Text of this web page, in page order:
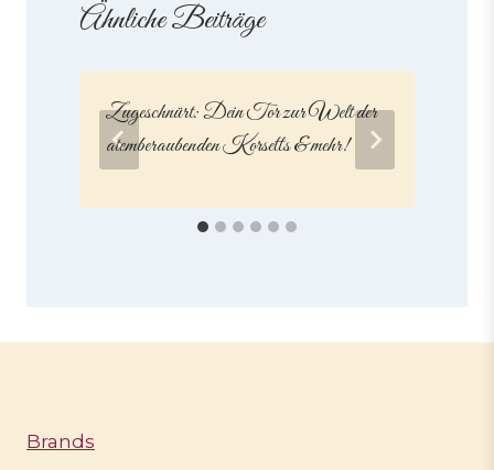
Ähnliche Beiträge
Zugeschnürt: Dein Tor zur Welt der
atemberaubenden Korsetts & mehr!
Brands